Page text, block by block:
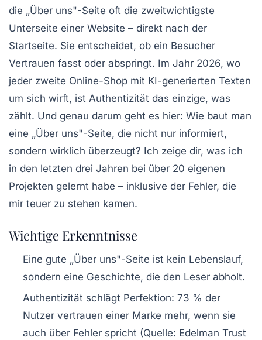
die „Über uns"-Seite oft die zweitwichtigste
Unterseite einer Website – direkt nach der
Startseite. Sie entscheidet, ob ein Besucher
Vertrauen fasst oder abspringt. Im Jahr 2026, wo
jeder zweite Online-Shop mit KI-generierten Texten
um sich wirft, ist Authentizität das einzige, was
zählt. Und genau darum geht es hier: Wie baut man
eine „Über uns"-Seite, die nicht nur informiert,
sondern wirklich überzeugt? Ich zeige dir, was ich
in den letzten drei Jahren bei über 20 eigenen
Projekten gelernt habe – inklusive der Fehler, die
mir teuer zu stehen kamen.
Wichtige Erkenntnisse
Eine gute „Über uns"-Seite ist kein Lebenslauf,
sondern eine Geschichte, die den Leser abholt.
Authentizität schlägt Perfektion: 73 % der
Nutzer vertrauen einer Marke mehr, wenn sie
auch über Fehler spricht (Quelle: Edelman Trust